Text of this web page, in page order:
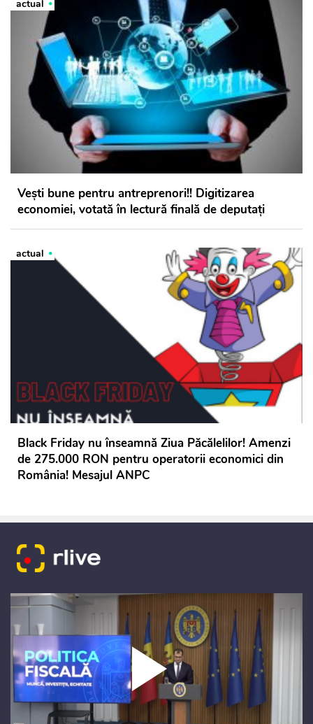
actual
Vești bune pentru antreprenori!! Digitizarea
economiei, votată în lectură finală de deputați
actual
Black Friday nu înseamnă Ziua Păcălelilor! Amenzi
de 275.000 RON pentru operatorii economici din
România! Mesajul ANPC